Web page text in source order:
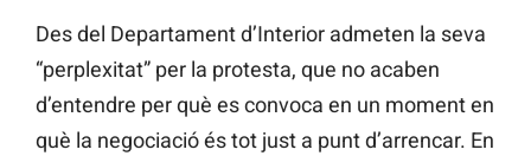
Des del Departament d’Interior admeten la seva
“perplexitat” per la protesta, que no acaben
d’entendre per què es convoca en un moment en
què la negociació és tot just a punt d’arrencar. En